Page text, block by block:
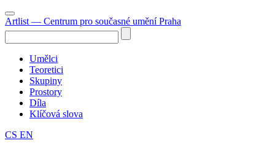
Artlist — Centrum pro současné umění Praha
Umělci
Teoretici
Skupiny
Prostory
Díla
Klíčová slova
CS EN